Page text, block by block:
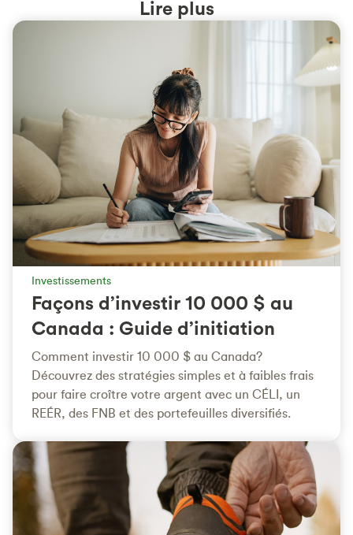
Lire plus
Investissements
Façons d’investir 10 000 $ au
Canada : Guide d’initiation
Comment investir 10 000 $ au Canada?
Découvrez des stratégies simples et à faibles frais
pour faire croître votre argent avec un CÉLI, un
REÉR, des FNB et des portefeuilles diversifiés.